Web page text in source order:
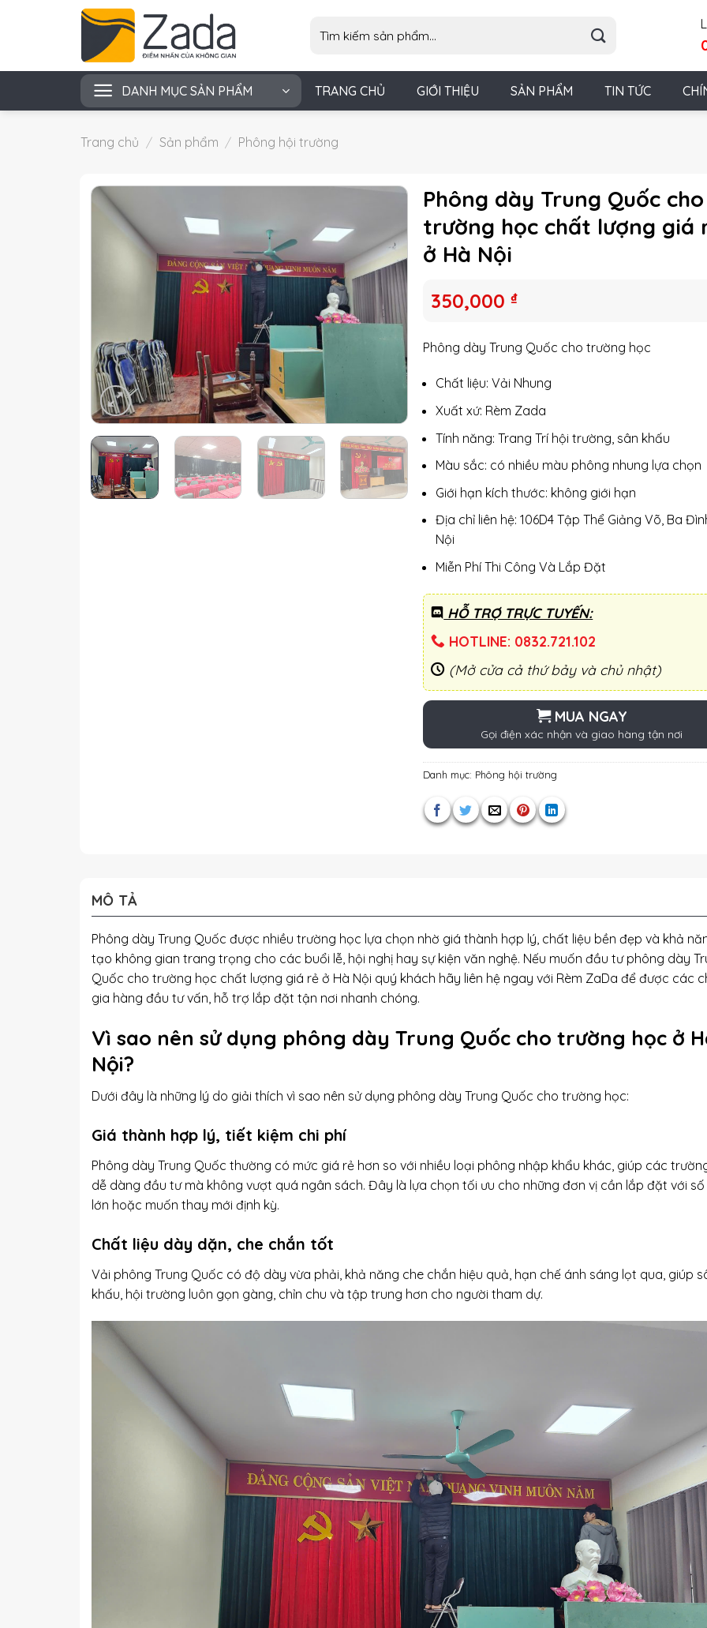
kiếm:
DANH MỤC SẢN PHẨM TRANG CHỦ GIỚI THIỆU SẢN PHẨM TIN TỨC
Trang chủ / Sản phẩm / Phông hội trường
Phông dày Trung Quốc cho
trường học chất lượng giá
ở Hà Nội
350,000₫
Phông dày Trung Quốc cho trường học
Chất liệu: Vải Nhung
Xuất xứ: Rèm Zada
Tính năng: Trang Trí hội trường, sân khấu
Màu sắc: có nhiều màu phông nhung lựa chọn
Giới hạn kích thước: không giới hạn
Địa chỉ liên hệ: 106D4 Tập Thể Giảng Võ, Ba
Nội
Miễn Phí Thi Công Và Lắp Đặt
HỖ TRỢ TRỰC TUYẾN:
HOTLINE: 0832.721.102
(Mở cửa cả thứ bảy và chủ nhật)
MUA NGAY
Gọi điện xác nhận và giao hàng tận nơi
Danh mục: Phông hội trường
MÔ TẢ
Phông dày Trung Quốc được nhiều trường học lựa chọn nhờ giá thành hợp lý, chất liệu bền đẹp và khả
tạo không gian trang trọng cho các buổi lễ, hội nghị hay sự kiện văn nghệ. Nếu muốn đầu tư phông dày
Quốc cho trường học chất lượng giá rẻ ở Hà Nội quý khách hãy liên hệ ngay với Rèm ZaDa để được các
gia hàng đầu tư vấn, hỗ trợ lắp đặt tận nơi nhanh chóng.
Vì sao nên sử dụng phông dày Trung Quốc cho trường học ở
Nội?
Dưới đây là những lý do giải thích vì sao nên sử dụng phông dày Trung Quốc cho trường học:
Giá thành hợp lý, tiết kiệm chi phí
Phông dày Trung Quốc thường có mức giá rẻ hơn so với nhiều loại phông nhập khẩu khác, giúp các
dễ dàng đầu tư mà không vượt quá ngân sách. Đây là lựa chọn tối ưu cho những đơn vị cần lắp đặt với
lớn hoặc muốn thay mới định kỳ.
Chất liệu dày dặn, che chắn tốt
Vải phông Trung Quốc có độ dày vừa phải, khả năng che chắn hiệu quả, hạn chế ánh sáng lọt qua, giúp
khấu, hội trường luôn gọn gàng, chỉn chu và tập trung hơn cho người tham dự.